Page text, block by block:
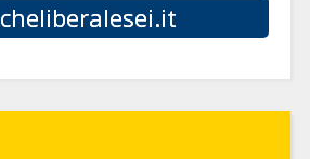
cheliberalesei.it